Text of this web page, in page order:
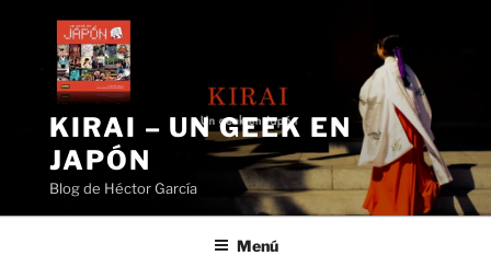
contenido
KIRAI – UN GEEK EN
JAPÓN
Blog de Héctor García
Menú